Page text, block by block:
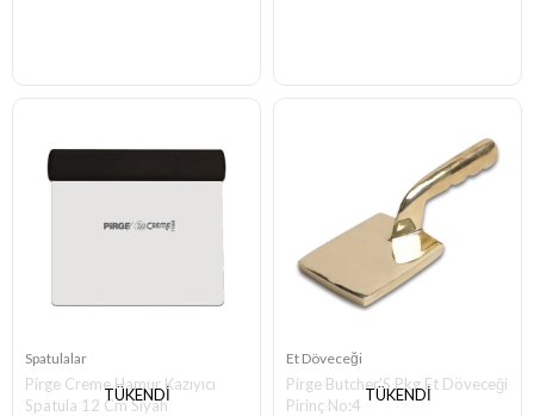
TÜKENDI
Spatulalar
Pirge Creme Hamur Kazıyıcı
Spatula 12 Cm Siyah
TÜKENDI
Et Döveceği
Pirge Butcher'S Pkg Et Döveceği
Pirinç No:4